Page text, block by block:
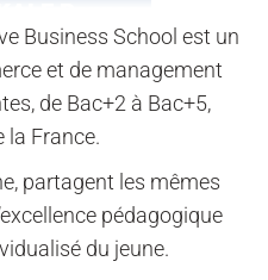
Strasbourg
Business School est un
et de management
de Bac+2 à Bac+5,
la France.
partagent les mêmes
pédagogique
du jeune.